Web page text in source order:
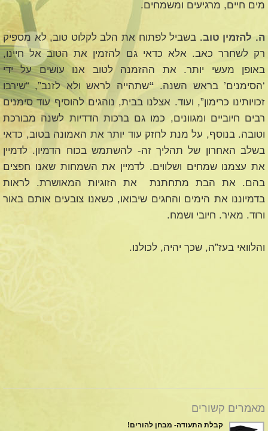
מים חיים, מרגיעים ומשמחים.
ה. להזמין טוב. בשביל לפתוח את הלב לקלוט טוב, לא מספיק
רק לשחרר כאב. אלא כדאי גם להזמין את הטוב אל חיינו,
באופן מעשי יותר. את ההזמנה לטוב אנו עושים על ידי
‘הסימנים’ בראש השנה. “שתהייה לראש ולא לזנב”, “שירבו
זכויותינו כרימון”, ועוד. אצלנו בבית, נוהגים להוסיף עוד סימנים
רבים חיוביים ומגוונים, כמו גם ברכות הדדיות לשנה מבורכת
וטובה. בנוסף, על מנת לחזק עוד יותר את האמונה בטוב, כדאי
בשלב האחרון של תהליך זה- להשתמש בכוח הדמיון. לדמיין
את עצמנו שמחים ושלווים. לדמיין את השמחות שאנו חפצים
בהם. את הבת מתחתנת את הזוגיות המאושרת. לראות
בדמיוננו את הימים והחגים שיבואו, כשאנו צובעים אותם באור
ורוד. מאיר. חיובי ושמח.
והלוואי בעז”ה, שכך יהיה, לכולנו.
מאמרים קשורים
קבלת התעודה- מבחן להורים!